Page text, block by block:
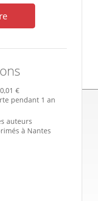
€
pendant 1 an
auteurs
à Nantes